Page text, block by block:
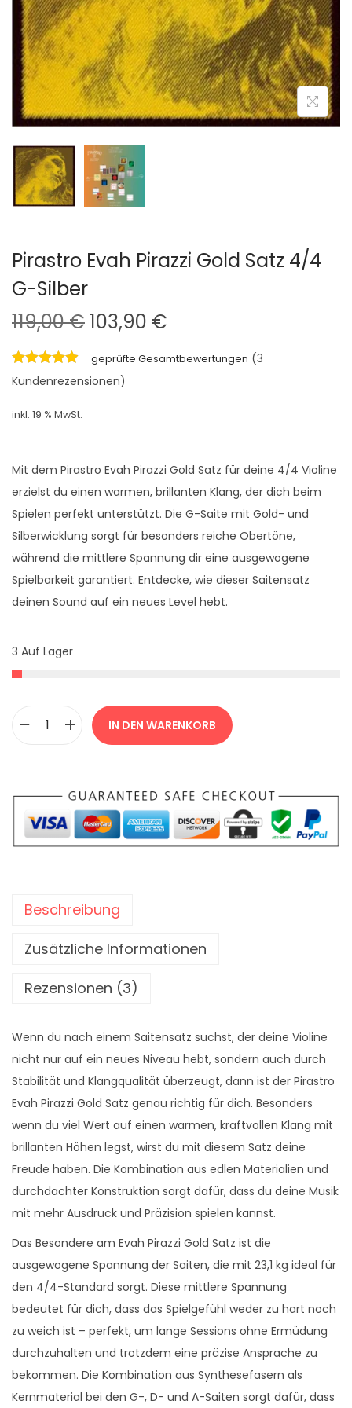
o
n
Pirastro Evah Pirazzi Gold Satz 4/4
G-Silber
119,00€U
s
p
g
l
i
c
h
e
r
s
w
:
1
1
0
€
103,90 €
t
e
r
P
r
e
i
s
1
0
9
0
geprüfte Gesamtbewertungen (3
Kundenrezensionen)
inkl. 19 % MwSt.
Mit dem Pirastro Evah Pirazzi Gold Satz für deine 4/4 Violine
erzielst du einen warmen, brillanten Klang, der dich beim
Spielen perfekt unterstützt. Die G-Saite mit Gold- und
Silberwicklung sorgt für besonders reiche Obertöne,
während die mittlere Spannung dir eine ausgewogene
Spielbarkeit garantiert. Entdecke, wie dieser Saitensatz
deinen Sound auf ein neues Level hebt.
3 Auf Lager
a
s
t
E
a
r
a
z
z
i
G
o
l
d
S
a
t
z
4
/
4
G
IN DEN WARENKORB
Beschreibung
Zusätzliche Informationen
Rezensionen (3)
Wenn du nach einem Saitensatz suchst, der deine Violine
nicht nur auf ein neues Niveau hebt, sondern auch durch
Stabilität und Klangqualität überzeugt, dann ist der Pirastro
Evah Pirazzi Gold Satz genau richtig für dich. Besonders
wenn du viel Wert auf einen warmen, kraftvollen Klang mit
brillanten Höhen legst, wirst du mit diesem Satz deine
Freude haben. Die Kombination aus edlen Materialien und
durchdachter Konstruktion sorgt dafür, dass du deine Musik
mit mehr Ausdruck und Präzision spielen kannst.
Das Besondere am Evah Pirazzi Gold Satz ist die
ausgewogene Spannung der Saiten, die mit 23,1 kg ideal für
den 4/4-Standard sorgt. Diese mittlere Spannung
bedeutet für dich, dass das Spielgefühl weder zu hart noch
zu weich ist – perfekt, um lange Sessions ohne Ermüdung
durchzuhalten und trotzdem eine präzise Ansprache zu
bekommen. Die Kombination aus Synthesefasern als
Kernmaterial bei den G-, D- und A-Saiten sorgt dafür, dass